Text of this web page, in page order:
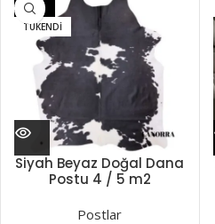
-24%
TÜKENDI
Siyah Beyaz Doğal Dana
Postu 4 / 5 m2
Postlar